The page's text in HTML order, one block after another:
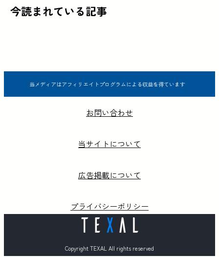
今読まれている記事
当メディアはアフィリエイトプログラムによる収益を得ています
お問い合わせ
当サイトについて
広告掲載について
プライバシーポリシー
Copyright TEXAL All rights reserved